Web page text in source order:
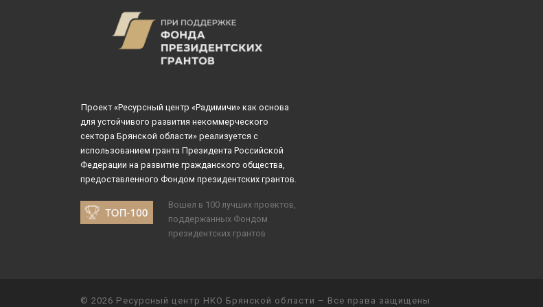
Проект «Ресурсный центр «Радимичи» как основа
для устойчивого развития некоммерческого
сектора Брянской области» реализуется с
использованием гранта Президента Российской
Федерации на развитие гражданского общества,
предоставленного Фондом президентских грантов.
Вошел в 100 лучших проектов,
поддержанных Фондом
президентских грантов
© 2026 Ресурсный центр НКО Брянской области – Все права защищены